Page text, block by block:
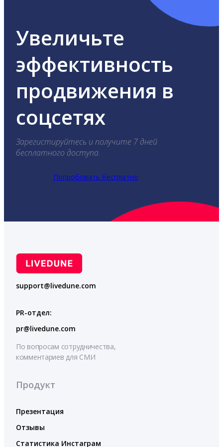
Увеличьте
эффективность
продвижения в
соцсетях
Зарегистируйтесь и получите 7 дней
бесплатного доступа.
Попробовать бесплатно
support@livedune.com
PR-отдел:
pr@livedune.com
По вопросам сотрудничества,
комментариев для СМИ
Продукт
Презентация
Отзывы
Статистика Инстаграм